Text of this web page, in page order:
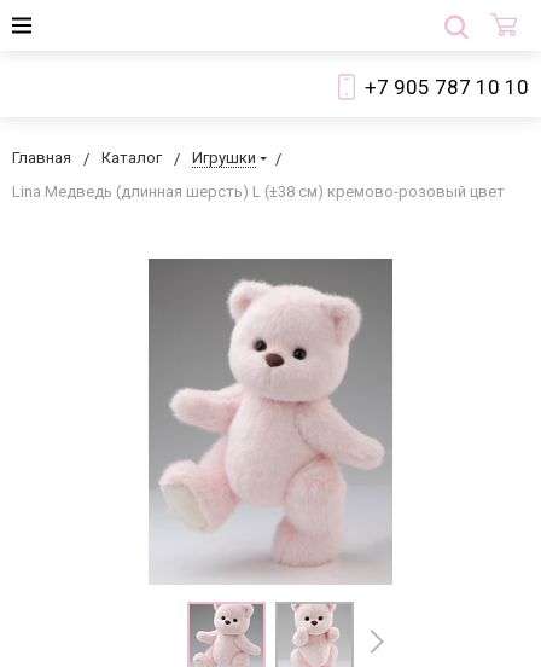
+7 905 787 10 10
Главная Каталог
Игрушки
Lina Медведь (длинная шерсть) L (±38 см) кремово-розовый цвет